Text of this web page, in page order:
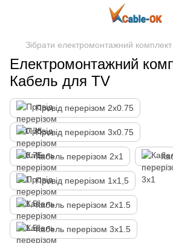
Зібрати електромонтажний комплект
Електромонтажний
Кабель для TV
Провід перерізом 2х0.75
Провід перерізом 3х0.75
Кабель перерізом 2х1
Провід перерізом 1х1,5
Кабель перерізом 2х1.5
Кабель перерізом 3х1.5